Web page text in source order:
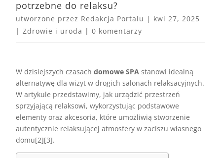
potrzebne do relaksu?
utworzone przez Redakcja Portalu | kwi 27, 2025
|Zdrowie i uroda |0 komentarzy
W dzisiejszych czasachdomowe SPA stanowi idealną
alternatywę dla wizyt w drogich salonach relaksacyjnych.
W artykule przedstawimy, jak urządzić przestrzeń
sprzyjającą relaksowi, wykorzystując podstawowe
elementy oraz akcesoria, które umożliwią stworzenie
autentycznie relaksującej atmosfery w zaciszu własnego
domu[2][3].